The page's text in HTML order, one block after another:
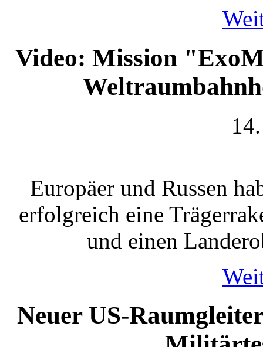
Video: Mission
Europäer und Russen
erfolgreich eine
und einen
Neuer US-